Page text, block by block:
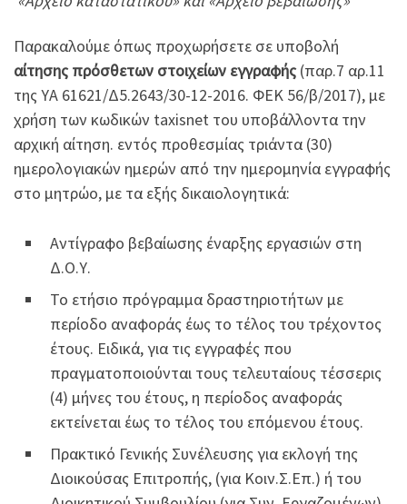
Παρακαλούμε όπως προχωρήσετε σε υποβολή
αίτησης πρόσθετων στοιχείων εγγραφής(παρ.7 αρ.11
της ΥΑ 61621/Δ5.2643/30-12-2016. ΦΕΚ 56/β/2017), με
χρήση των κωδικών taxisnet του υποβάλλοντα την
αρχική αίτηση. εντός προθεσμίας τριάντα (30)
ημερολογιακών ημερών από την ημερομηνία εγγραφής
στο μητρώο, με τα εξής δικαιολογητικά:
Αντίγραφο βεβαίωσης έναρξης εργασιών στη
Δ.Ο.Υ.
Το ετήσιο πρόγραμμα δραστηριοτήτων με
περίοδο αναφοράς έως το τέλος του τρέχοντος
έτους. Ειδικά, για τις εγγραφές που
πραγματοποιούνται τους τελευταίους τέσσερις
(4) μήνες του έτους, η περίοδος αναφοράς
εκτείνεται έως το τέλος του επόμενου έτους.
Πρακτικό Γενικής Συνέλευσης για εκλογή της
Διοικούσας Επιτροπής, (για Κοιν.Σ.Επ.) ή του